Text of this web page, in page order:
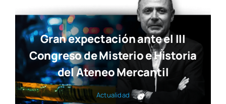
Gran expectación ante el III
Congreso de Misterio e Historia
del Ateneo Mercantil
Actua­li­dad